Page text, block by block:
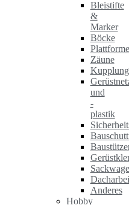
Bleistifte
&
Marker
Böcke
Zäune
und
-
plastik
Anderes
Hobby